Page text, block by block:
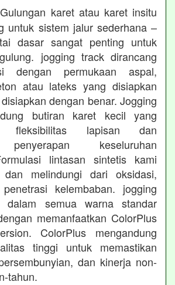
Gulungan karet atau karet insitu
untuk sistem jalur sederhana –
dasar sangat penting untuk
jogging track dirancang
dengan permukaan aspal,
atau lateks yang disiapkan
dengan benar. Jogging
butiran karet kecil yang
fleksibilitas lapisan dan
penyerapan keseluruhan
lintasan sintetis kami
dan melindungi dari oksidasi,
kelembaban. jogging
dalam semua warna standar
memanfaatkan ColorPlus
ColorPlus mengandung
tinggi untuk memastikan
dan kinerja non-
tahun.